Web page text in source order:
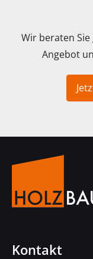
Wir beraten
Angebot
Kontakt